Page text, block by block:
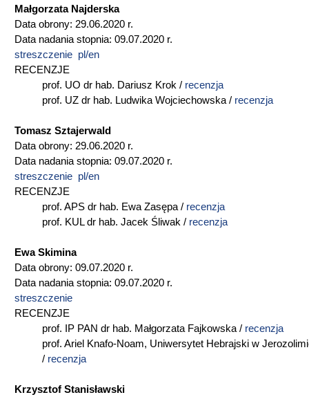
Małgorzata Najderska
Data obrony: 29.06.2020 r.
Data nadania stopnia: 09.07.2020 r.
streszczenie pl/en
RECENZJE
prof. UO dr hab. Dariusz Krok / recenzja
prof. UZ dr hab. Ludwika Wojciechowska / recenzja
Tomasz Sztajerwald
Data obrony: 29.06.2020 r.
Data nadania stopnia: 09.07.2020 r.
streszczenie pl/en
RECENZJE
prof. APS dr hab. Ewa Zasępa / recenzja
prof. KUL dr hab. Jacek Śliwak / recenzja
Ewa Skimina
Data obrony: 09.07.2020 r.
Data nadania stopnia: 09.07.2020 r.
streszczenie
RECENZJE
prof. IP PAN dr hab. Małgorzata Fajkowska / recenzja
prof. Ariel Knafo-Noam, Uniwersytet Hebrajski w
/ recenzja
Krzysztof Stanisławski